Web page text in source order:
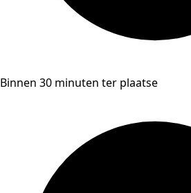
Binnen 30 minuten ter plaatse